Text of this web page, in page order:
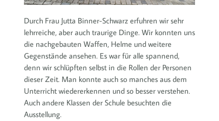
Durch Frau Jutta Binner-Schwarz erfuhren wir sehr
lehrreiche, aber auch traurige Dinge. Wir konnten uns
die nachgebauten Waffen, Helme und weitere
Gegenstände ansehen. Es war für alle spannend,
denn wir schlüpften selbst in die Rollen der Personen
dieser Zeit. Man konnte auch so manches aus dem
Unterricht wiedererkennen und so besser verstehen.
Auch andere Klassen der Schule besuchten die
Ausstellung.